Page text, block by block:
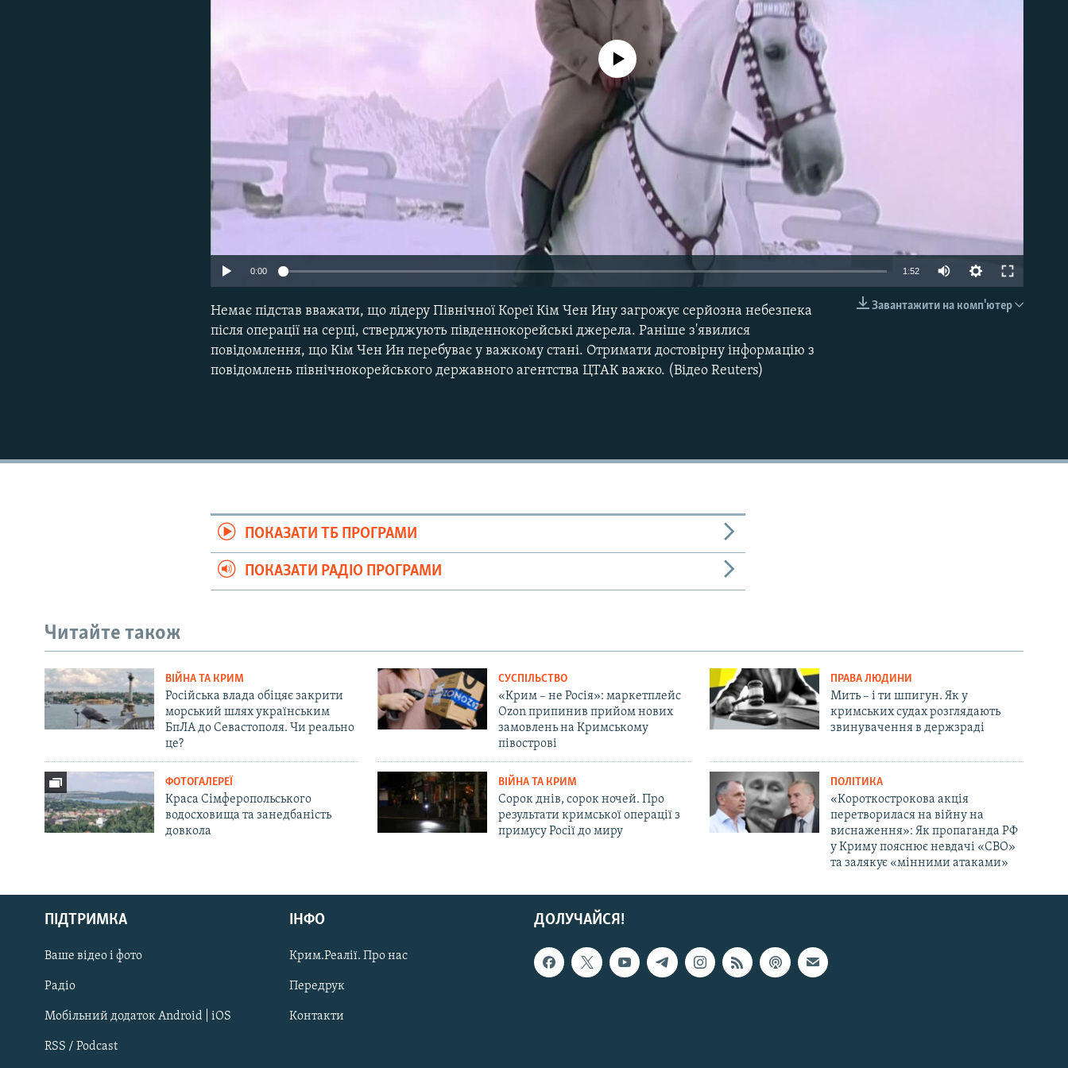
Русский
Qırımtatar
ДОЛУЧАЙСЯ!
No media source currently available
0:00 1:52
Завантажити на комп'ютер
Немає підстав вважати, що лідеру Північної Кореї Кім Чен Ину загрожує серйозна небезпека
після операції на серці, стверджують південнокорейські джерела. Раніше з'явилися
повідомлення, що Кім Чен Ин перебуває у важкому стані. Отримати достовірну інформацію з
повідомлень північнокорейського державного агентства ЦТАК важко. (Відео Reuters)
ПОКАЗАТИ ТБ ПРОГРАМИ
ПОКАЗАТИ РАДІО ПРОГРАМИ
Читайте також
ВІЙНА ТА КРИМ
Російська влада обіцяє закрити
морський шлях українським
БпЛА до Севастополя. Чи реально
це?
СУСПІЛЬСТВО
«Крим – не Росія»: маркетплейс
Ozon припинив прийом нових
замовлень на Кримському
півострові
ПРАВА ЛЮДИНИ
Мить – і ти шпигун. Як у
кримських судах розглядають
звинувачення в держзраді
ФОТОГАЛЕРЕЇ
Краса Сімферопольського
водосховища та занедбаність
довкола
ВІЙНА ТА КРИМ
Сорок днів, сорок ночей. Про
результати кримської операції з
примусу Росії до миру
ПОЛІТИКА
«Короткострокова акція
перетворилася на війну на
виснаження»: Як пропаганда РФ
у Криму пояснює невдачі «СВО»
та залякує «мінними атаками»
ДОЛУЧАЙСЯ!
ПІДТРИМКА
Ваше відео і фото
Радіо
Мобільний додаток Android | iOS
RSS / Podcast
ІНФО
Крим.Реалії. Про нас
Передрук
Контакти